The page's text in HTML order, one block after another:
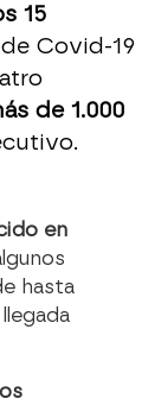
15
Covid-19
de 1.000
en
hasta